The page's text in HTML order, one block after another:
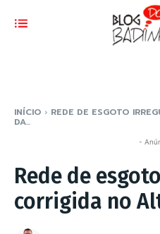
INÍCIO REDE DE ESGOTO
DA...
-
Rede de
corrigida no